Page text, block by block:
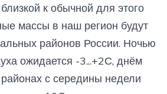
к обычной для этого
массы в наш регион будут
районов России. Ночью
ожидается -3...+2С, днём
с середины недели